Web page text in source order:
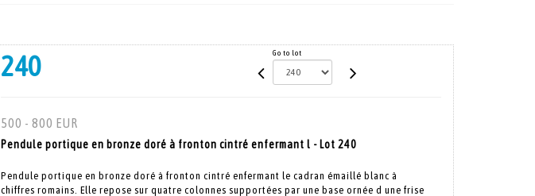
240 Go to lot
500 - 800 EUR
Pendule portique en bronze doré à fronton cintré enfermant l - Lot 240
Pendule portique en bronze doré à fronton cintré enfermant le cadran émaillé blanc à
chiffres romains. Elle repose sur quatre colonnes supportées par une base ornée d une frise